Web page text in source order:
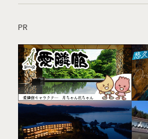
PR